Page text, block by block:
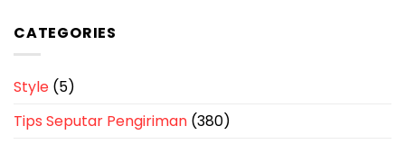
CATEGORIES
Style (5)
Tips Seputar Pengiriman (380)